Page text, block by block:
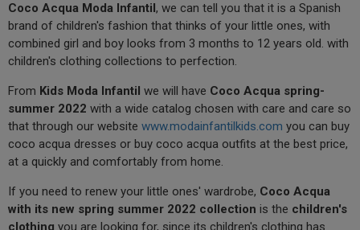
Coco Acqua Moda Infantil , we can tell you that it is a Spanish
brand of children's fashion that thinks of your little ones, with
combined girl and boy looks from 3 months to 12 years old. with
children's clothing collections to perfection.
From Kids Moda Infantil we will have Coco Acqua spring-
summer 2022 with a wide catalog chosen with care and care so
that through our website www.modainfantilkids.com you can buy
coco acqua dresses or buy coco acqua outfits at the best price,
at a quickly and comfortably from home.
If you need to renew your little ones' wardrobe, Coco Acqua
with its new spring summer 2022 collection is the children's
clothing you are looking for, since its children's clothing has